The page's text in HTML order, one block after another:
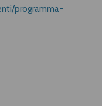
programma-